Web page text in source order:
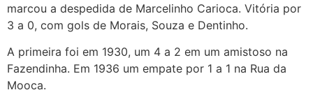
marcou a despedida de Marcelinho Carioca. Vitória por
3 a 0, com gols de Morais, Souza e Dentinho.
A primeira foi em 1930, um 4 a 2 em um amistoso na
Fazendinha. Em 1936 um empate por 1 a 1 na Rua da
Mooca.